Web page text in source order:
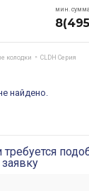
мин.
колодки CLDH Серия
найдено.